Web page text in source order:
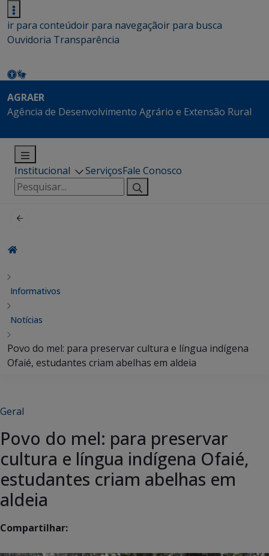
ir para conteúdoir para navegaçãoir para busca
Ouvidoria Transparência
AGRAER
Agência de Desenvolvimento Agrário e Extensão Rural
Institucional ServiçosFale Conosco
Pesquisar
por:
Informativos
Notícias
Povo do mel: para preservar cultura e língua indígena
Ofaié, estudantes criam abelhas em aldeia
Geral
Povo do mel: para preservar
cultura e língua indígena Ofaié,
estudantes criam abelhas em
aldeia
Compartilhar: